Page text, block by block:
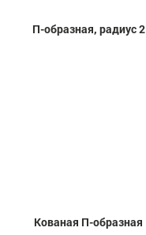
П-образная, радиус 2
Кованая П-образная